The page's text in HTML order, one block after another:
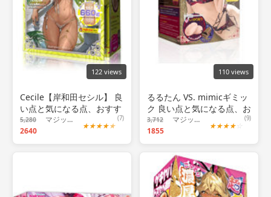
122 views
Cecile【岸和田セシル】 良
い点と気になる点、おすす
め出来る人について！
5,280
2640
マジックアイズ
★★★★★
(7)
110 views
るるたん VS. mimicギミッ
ク 良い点と気になる点、お
すすめ出来る人について！
3,712
1855
マジックアイズ
★★★★
(9)